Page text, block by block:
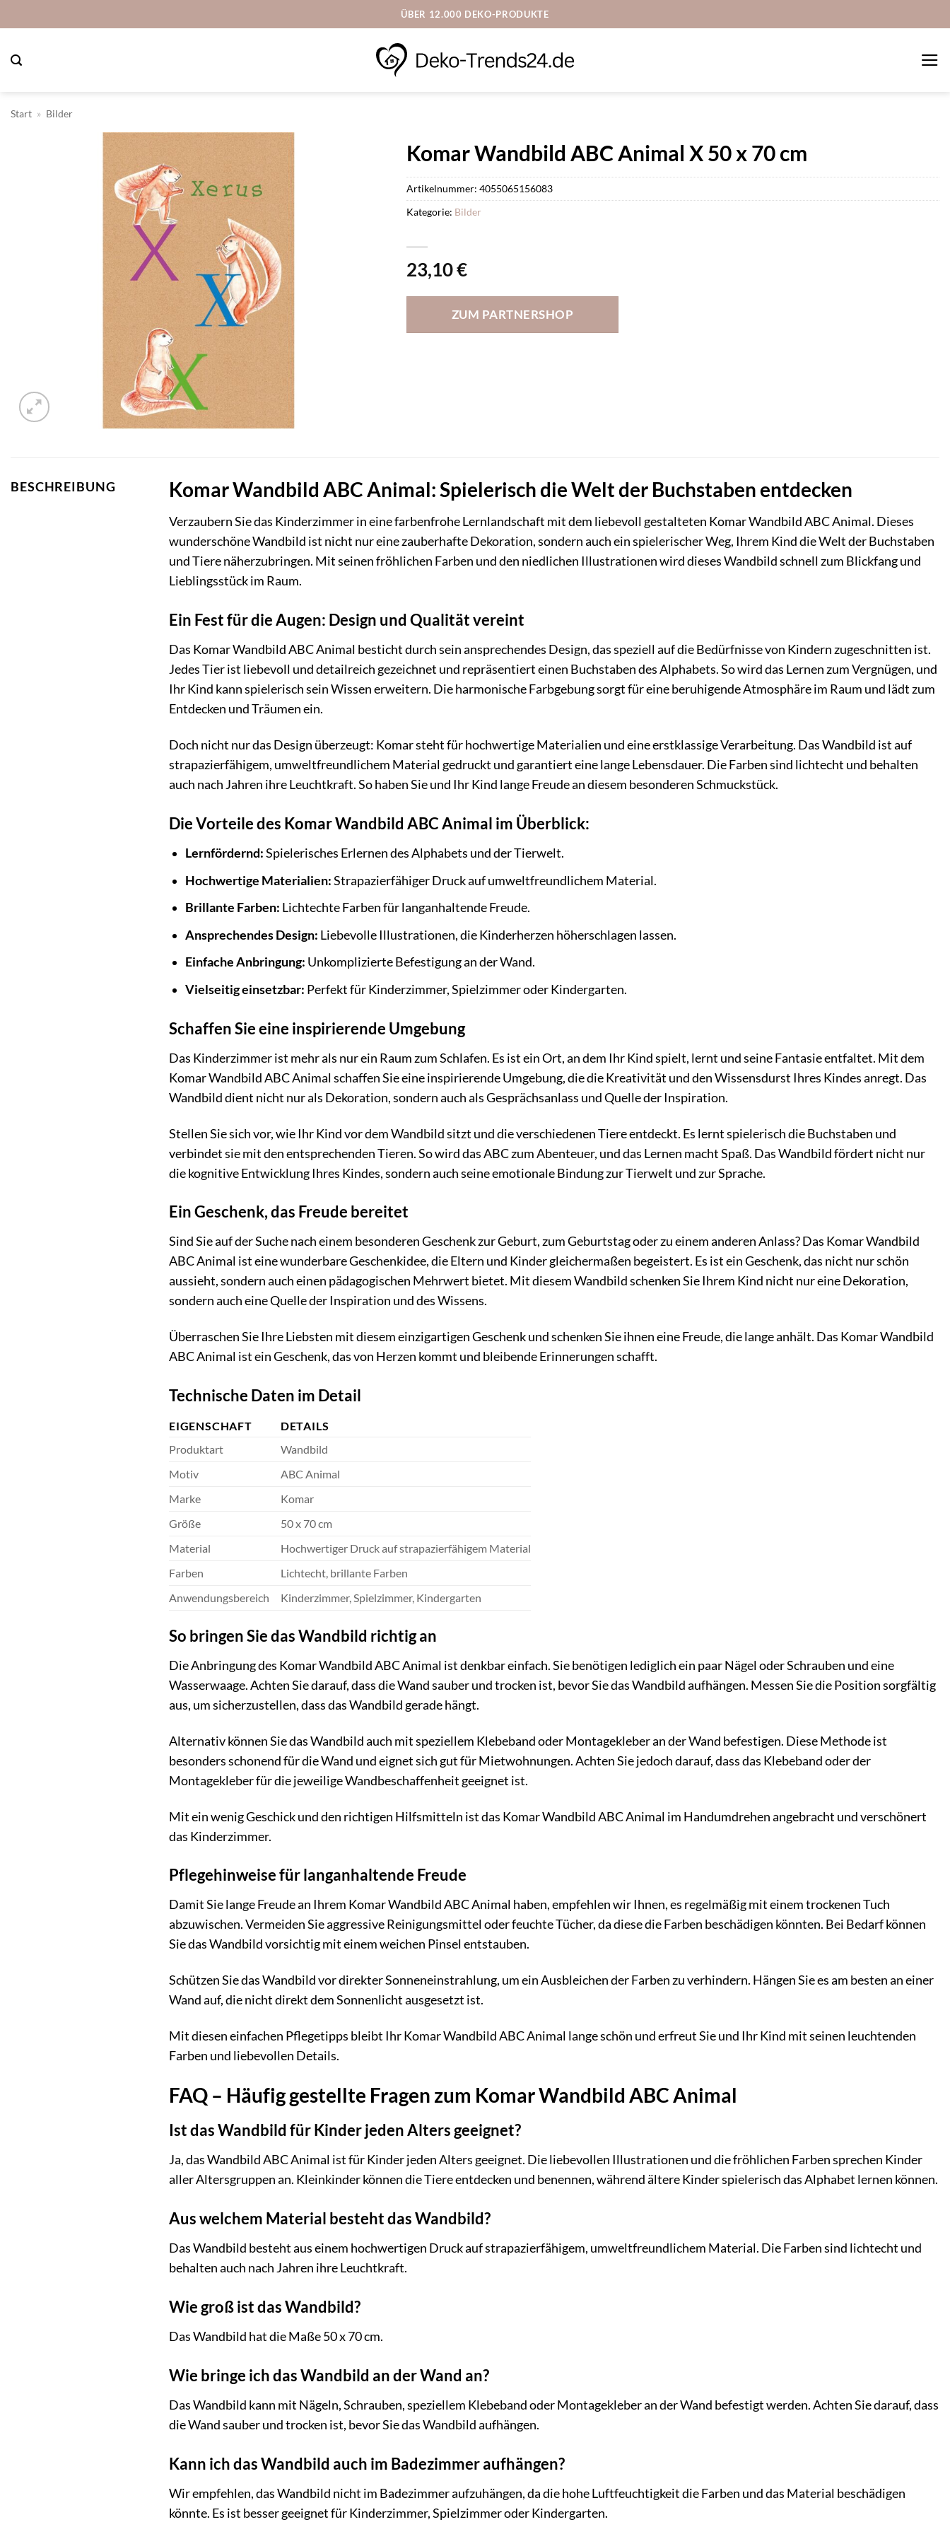
Inhalt
ÜBER 12.000 DEKO-PRODUKTE
Start » Bilder
Komar Wandbild ABC Animal X 50 x 70 cm
23,10€
ZUM PARTNERSHOP
Artikelnummer: 4055065156083
Kategorie: Bilder
BESCHREIBUNG Komar Wandbild ABC Animal: Spielerisch die Welt der Buchstaben entdecken
Verzaubern Sie das Kinderzimmer in eine farbenfrohe Lernlandschaft mit dem liebevoll gestalteten Komar Wandbild ABC Animal. Dieses
wunderschöne Wandbild ist nicht nur eine zauberhafte Dekoration, sondern auch ein spielerischer Weg, Ihrem Kind die Welt der Buchstaben
und Tiere näherzubringen. Mit seinen fröhlichen Farben und den niedlichen Illustrationen wird dieses Wandbild schnell zum Blickfang und
Lieblingsstück im Raum.
Ein Fest für die Augen: Design und Qualität vereint
Das Komar Wandbild ABC Animal besticht durch sein ansprechendes Design, das speziell auf die Bedürfnisse von Kindern zugeschnitten ist.
Jedes Tier ist liebevoll und detailreich gezeichnet und repräsentiert einen Buchstaben des Alphabets. So wird das Lernen zum Vergnügen, und
Ihr Kind kann spielerisch sein Wissen erweitern. Die harmonische Farbgebung sorgt für eine beruhigende Atmosphäre im Raum und lädt zum
Entdecken und Träumen ein.
Doch nicht nur das Design überzeugt: Komar steht für hochwertige Materialien und eine erstklassige Verarbeitung. Das Wandbild ist auf
strapazierfähigem, umweltfreundlichem Material gedruckt und garantiert eine lange Lebensdauer. Die Farben sind lichtecht und behalten
auch nach Jahren ihre Leuchtkraft. So haben Sie und Ihr Kind lange Freude an diesem besonderen Schmuckstück.
Die Vorteile des Komar Wandbild ABC Animal im Überblick:
Lernfördernd:Spielerisches Erlernen des Alphabets und der Tierwelt.
Hochwertige Materialien:Strapazierfähiger Druck auf umweltfreundlichem Material.
Brillante Farben: Lichtechte Farben für langanhaltende Freude.
Ansprechendes Design: Liebevolle Illustrationen, die Kinderherzen höherschlagen lassen.
Einfache Anbringung: Unkomplizierte Befestigung an der Wand.
Vielseitig einsetzbar: Perfekt für Kinderzimmer, Spielzimmer oder Kindergarten.
Schaffen Sie eine inspirierende Umgebung
Das Kinderzimmer ist mehr als nur ein Raum zum Schlafen. Es ist ein Ort, an dem Ihr Kind spielt, lernt und seine Fantasie entfaltet. Mit dem
Komar Wandbild ABC Animal schaffen Sie eine inspirierende Umgebung, die die Kreativität und den Wissensdurst Ihres Kindes anregt. Das
Wandbild dient nicht nur als Dekoration, sondern auch als Gesprächsanlass und Quelle der Inspiration.
Stellen Sie sich vor, wie Ihr Kind vor dem Wandbild sitzt und die verschiedenen Tiere entdeckt. Es lernt spielerisch die Buchstaben und
verbindet sie mit den entsprechenden Tieren. So wird das ABC zum Abenteuer, und das Lernen macht Spaß. Das Wandbild fördert nicht nur
die kognitive Entwicklung Ihres Kindes, sondern auch seine emotionale Bindung zur Tierwelt und zur Sprache.
Ein Geschenk, das Freude bereitet
Sind Sie auf der Suche nach einem besonderen Geschenk zur Geburt, zum Geburtstag oder zu einem anderen Anlass? Das Komar Wandbild
ABC Animal ist eine wunderbare Geschenkidee, die Eltern und Kinder gleichermaßen begeistert. Es ist ein Geschenk, das nicht nur schön
aussieht, sondern auch einen pädagogischen Mehrwert bietet. Mit diesem Wandbild schenken Sie Ihrem Kind nicht nur eine Dekoration,
sondern auch eine Quelle der Inspiration und des Wissens.
Überraschen Sie Ihre Liebsten mit diesem einzigartigen Geschenk und schenken Sie ihnen eine Freude, die lange anhält. Das Komar Wandbild
ABC Animal ist ein Geschenk, das von Herzen kommt und bleibende Erinnerungen schafft.
Technische Daten im Detail
EIGENSCHAFT
DETAILS
Produktart
Wandbild
Motiv
ABC Animal
Marke
Komar
Größe
50 x 70 cm
Material
Hochwertiger Druck auf strapazierfähigem Material
Farben
Lichtecht, brillante Farben
Anwendungsbereich
Kinderzimmer, Spielzimmer, Kindergarten
So bringen Sie das Wandbild richtig an
Die Anbringung des Komar Wandbild ABC Animal ist denkbar einfach. Sie benötigen lediglich ein paar Nägel oder Schrauben und eine
Wasserwaage. Achten Sie darauf, dass die Wand sauber und trocken ist, bevor Sie das Wandbild aufhängen. Messen Sie die Position sorgfältig
aus, um sicherzustellen, dass das Wandbild gerade hängt.
Alternativ können Sie das Wandbild auch mit speziellem Klebeband oder Montagekleber an der Wand befestigen. Diese Methode ist
besonders schonend für die Wand und eignet sich gut für Mietwohnungen. Achten Sie jedoch darauf, dass das Klebeband oder der
Montagekleber für die jeweilige Wandbeschaffenheit geeignet ist.
Mit ein wenig Geschick und den richtigen Hilfsmitteln ist das Komar Wandbild ABC Animal im Handumdrehen angebracht und verschönert
das Kinderzimmer.
Pflegehinweise für langanhaltende Freude
Damit Sie lange Freude an Ihrem Komar Wandbild ABC Animal haben, empfehlen wir Ihnen, es regelmäßig mit einem trockenen Tuch
abzuwischen. Vermeiden Sie aggressive Reinigungsmittel oder feuchte Tücher, da diese die Farben beschädigen könnten. Bei Bedarf können
Sie das Wandbild vorsichtig mit einem weichen Pinsel entstauben.
Schützen Sie das Wandbild vor direkter Sonneneinstrahlung, um ein Ausbleichen der Farben zu verhindern. Hängen Sie es am besten an einer
Wand auf, die nicht direkt dem Sonnenlicht ausgesetzt ist.
Mit diesen einfachen Pflegetipps bleibt Ihr Komar Wandbild ABC Animal lange schön und erfreut Sie und Ihr Kind mit seinen leuchtenden
Farben und liebevollen Details.
FAQ – Häufig gestellte Fragen zum Komar Wandbild ABC Animal
Ist das Wandbild für Kinder jeden Alters geeignet?
Ja, das Wandbild ABC Animal ist für Kinder jeden Alters geeignet. Die liebevollen Illustrationen und die fröhlichen Farben sprechen Kinder
aller Altersgruppen an. Kleinkinder können die Tiere entdecken und benennen, während ältere Kinder spielerisch das Alphabet lernen können.
Aus welchem Material besteht das Wandbild?
Das Wandbild besteht aus einem hochwertigen Druck auf strapazierfähigem, umweltfreundlichem Material. Die Farben sind lichtecht und
behalten auch nach Jahren ihre Leuchtkraft.
Wie groß ist das Wandbild?
Das Wandbild hat die Maße 50 x 70 cm.
Wie bringe ich das Wandbild an der Wand an?
Das Wandbild kann mit Nägeln, Schrauben, speziellem Klebeband oder Montagekleber an der Wand befestigt werden. Achten Sie darauf, dass
die Wand sauber und trocken ist, bevor Sie das Wandbild aufhängen.
Kann ich das Wandbild auch im Badezimmer aufhängen?
Wir empfehlen, das Wandbild nicht im Badezimmer aufzuhängen, da die hohe Luftfeuchtigkeit die Farben und das Material beschädigen
könnte. Es ist besser geeignet für Kinderzimmer, Spielzimmer oder Kindergarten.